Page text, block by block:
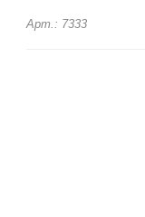
Арт.: 7333